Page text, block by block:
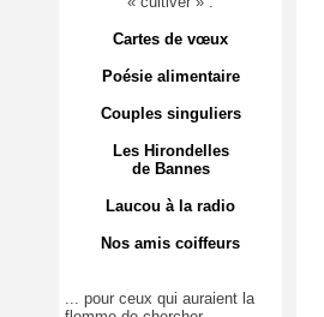
Cartes de vœux
Poésie alimentaire
Couples singuliers
Les Hirondelles
de Bannes
Laucou à la radio
Nos amis coiffeurs
... pour ceux qui auraient la